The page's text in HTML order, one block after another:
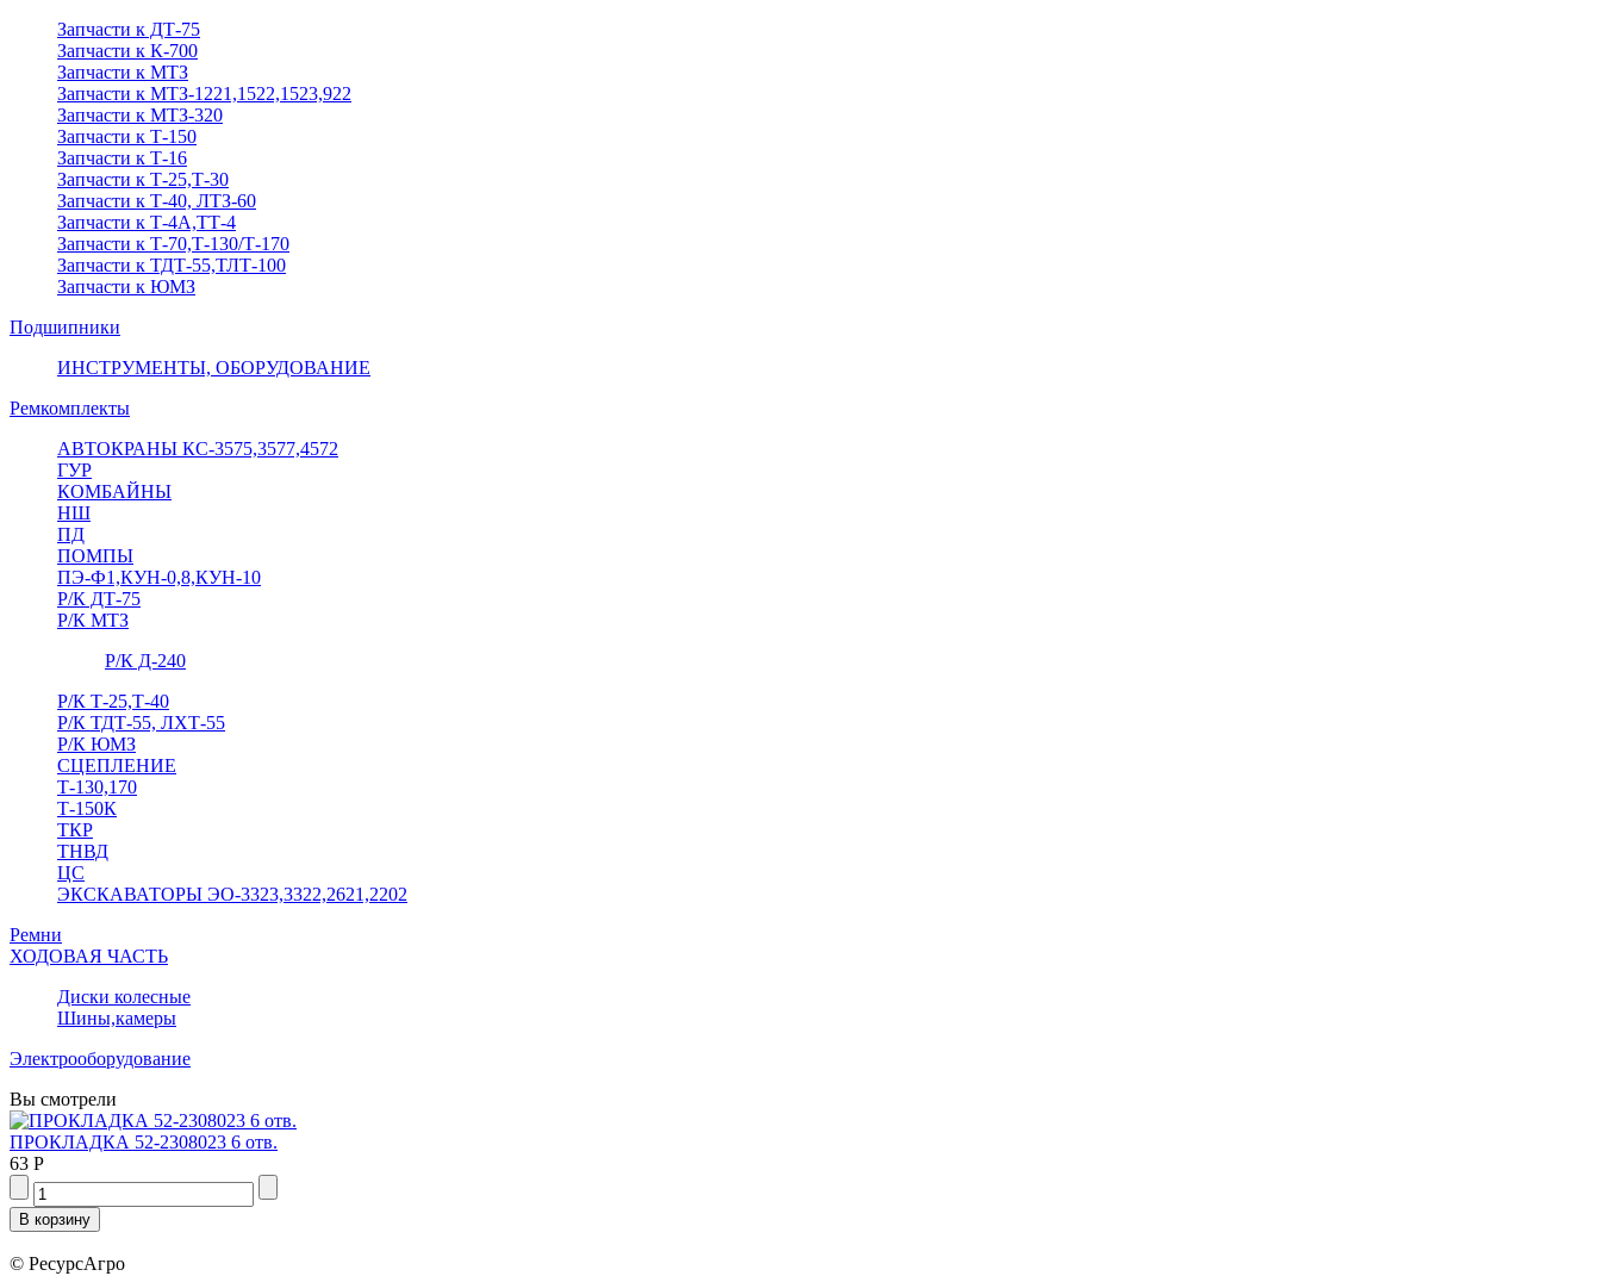
Запчасти к ДТ-75
Запчасти к К-700
Запчасти к МТЗ
Запчасти к МТЗ-1221,1522,1523,922
Запчасти к МТЗ-320
Запчасти к Т-150
Запчасти к Т-16
Запчасти к Т-25,Т-30
Запчасти к Т-40, ЛТЗ-60
Запчасти к Т-4А,ТТ-4
Запчасти к Т-70,Т-130/Т-170
Запчасти к ТДТ-55,ТЛТ-100
Запчасти к ЮМЗ
Подшипники
ИНСТРУМЕНТЫ, ОБОРУДОВАНИЕ
Ремкомплекты
АВТОКРАНЫ КС-3575,3577,4572
ГУР
КОМБАЙНЫ
НШ
ПД
ПОМПЫ
ПЭ-Ф1,КУН-0,8,КУН-10
Р/К ДТ-75
Р/К МТЗ
Р/К Д-240
Р/К Т-25,Т-40
Р/К ТДТ-55, ЛХТ-55
Р/К ЮМЗ
СЦЕПЛЕНИЕ
Т-130,170
Т-150К
ТКР
ТНВД
ЦС
ЭКСКАВАТОРЫ ЭО-3323,3322,2621,2202
Ремни
ХОДОВАЯ ЧАСТЬ
Диски колесные
Шины,камеры
Электрооборудование
Вы смотрели
ПРОКЛАДКА 52-2308023 6 отв.
63 Р
© РесурсАгро